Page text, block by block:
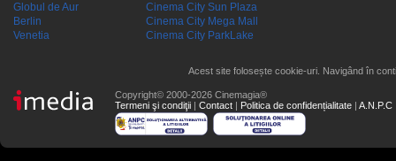
Globul de Aur
Berlin
Venetia
Cinema City Sun Plaza
Cinema City Mega Mall
Cinema City ParkLake
Acest site folosește cookie-uri. Navigând în
Copyright© 2000-2026 Cinemagia®
Termeni şi condiţii | Contact | Politica de confidențialitate | A.N.P.C